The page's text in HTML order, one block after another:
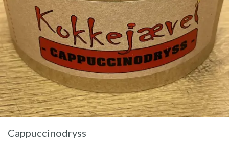
Cappuccinodryss